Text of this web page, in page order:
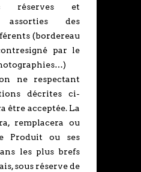
réserves et
assorties des
(bordereau
par le
ne respectant
décrites ci-
être acceptée. La
remplacera ou
Produit ou ses
les plus brefs
sous réserve de